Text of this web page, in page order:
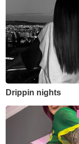
Drippin nights